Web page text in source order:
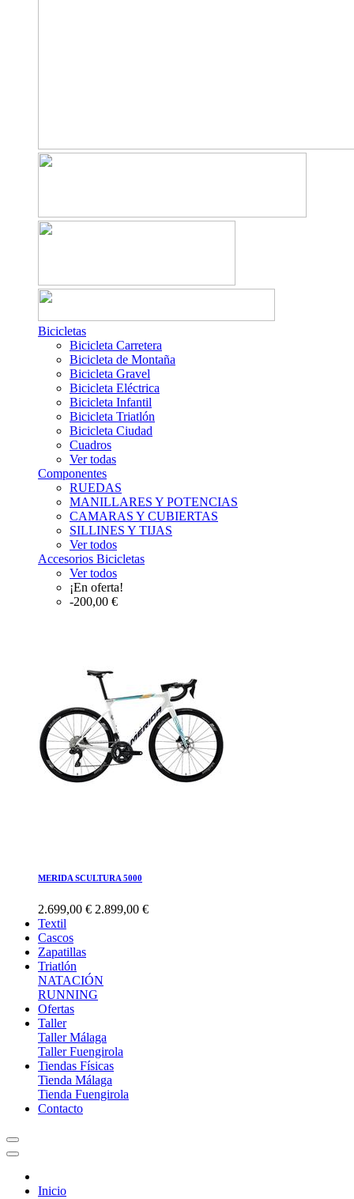
Bicicletas
Bicicleta Carretera
Bicicleta de Montaña
Bicicleta Gravel
Bicicleta Eléctrica
Bicicleta Infantil
Bicicleta Triatlón
Bicicleta Ciudad
Cuadros
Ver todas
Componentes
RUEDAS
MANILLARES Y POTENCIAS
CAMARAS Y CUBIERTAS
SILLINES Y TIJAS
Ver todos
Accesorios Bicicletas
Ver todos
¡En oferta!
-200,00 €
MERIDA SCULTURA 5000
2.699,00 € 2.899,00 €
Textil
Cascos
Zapatillas
Triatlón
NATACIÓN
RUNNING
Ofertas
Taller
Taller Málaga
Taller Fuengirola
Tiendas Físicas
Tienda Málaga
Tienda Fuengirola
Contacto
Inicio